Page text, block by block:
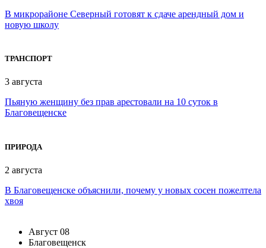
В микрорайоне Северный готовят к сдаче арендный дом и
новую школу
ТРАНСПОРТ
3 августа
Пьяную женщину без прав арестовали на 10 суток в
Благовещенске
ПРИРОДА
2 августа
В Благовещенске объяснили, почему у новых сосен пожелтела
хвоя
Август 08
Благовещенск